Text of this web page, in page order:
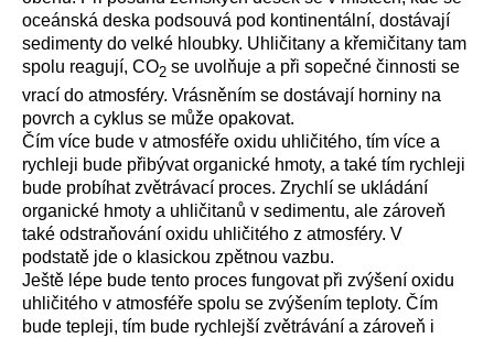
oceánská deska podsouvá pod kontinentální, dostávají
sedimenty do velké hloubky. Uhličitany a křemičitany tam
spolu reagují, CO2 se uvolňuje a při sopečné činnosti se
vrací do atmosféry. Vrásněním se dostávají horniny na
povrch a cyklus se může opakovat.
Čím více bude v atmosféře oxidu uhličitého, tím více a
rychleji bude přibývat organické hmoty, a také tím rychleji
bude probíhat zvětrávací proces. Zrychlí se ukládání
organické hmoty a uhličitanů v sedimentu, ale zároveň
také odstraňování oxidu uhličitého z atmosféry. V
podstatě jde o klasickou zpětnou vazbu.
Ještě lépe bude tento proces fungovat při zvýšení oxidu
uhličitého v atmosféře spolu se zvýšením teploty. Čím
bude tepleji, tím bude rychlejší zvětrávání a zároveň i